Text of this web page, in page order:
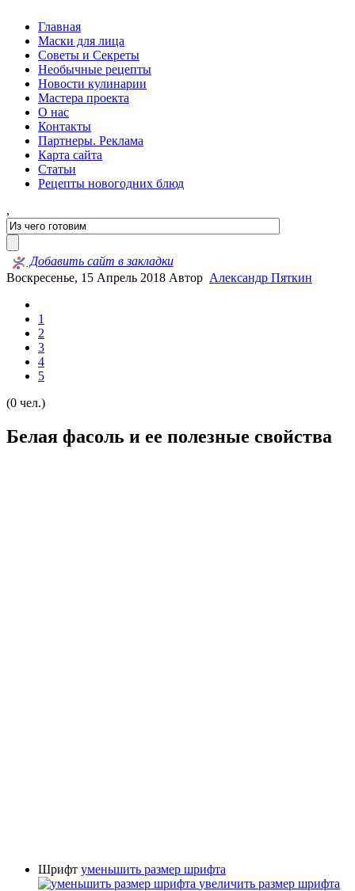
Главная
Маски для лица
Советы и Секреты
Необычные рецепты
Новости кулинарии
Мастера проекта
О нас
Контакты
Партнеры. Реклама
Карта сайта
Статьи
Рецепты новогодних блюд
,
Добавить сайт в закладки
Воскресенье, 15 Апрель 2018 Автор Александр Пяткин
1
2
3
4
5
(0 чел.)
Белая фасоль и ее полезные свойства
Шрифт уменьшить размер шрифта
увеличить размер шрифта